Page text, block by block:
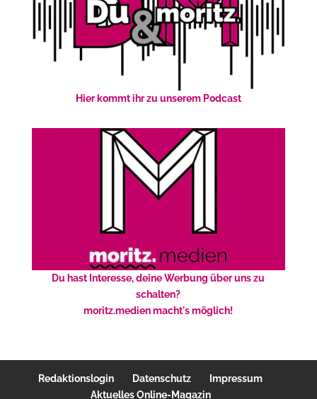
Hier kommt ihr zu unserem Podcast
Du hast Interesse, deine Werbung über uns zu
schalten?
moritz.medien macht's möglich!
Redaktionslogin Datenschutz
Impressum
Aktuelles Online-Magazin